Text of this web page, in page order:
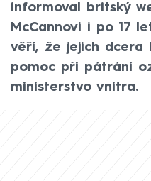
informoval britský
McCannovi i po 17
věří, že jejich dcera
pomoc při pátrání
ministerstvo vnitra.